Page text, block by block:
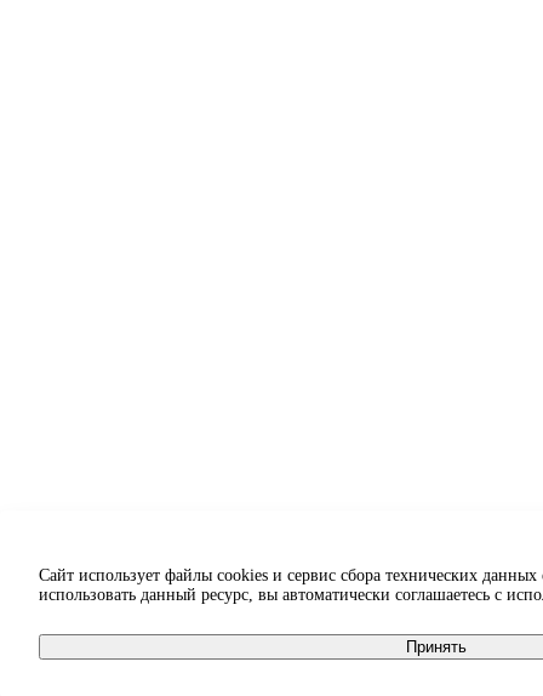
Сайт использует файлы cookies и сервис сбора технических
использовать данный ресурс, вы автоматически соглашаетесь с
Принять